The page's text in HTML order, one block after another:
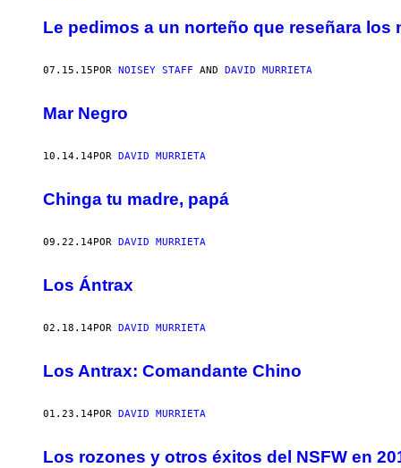
Le pedimos a un norteño que reseñara
07.15.15 POR NOISEY STAFF AND DAVID MURRIETA
Mar Negro
10.14.14POR DAVID MURRIETA
Chinga tu madre, papá
09.22.14POR DAVID MURRIETA
Los Ántrax
02.18.14POR DAVID MURRIETA
Los Antrax: Comandante Chino
01.23.14POR DAVID MURRIETA
Los rozones y otros éxitos del NSFW en